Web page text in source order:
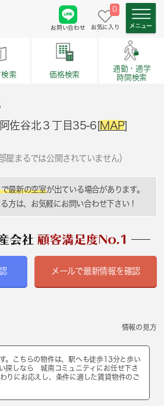
お問い合わせ
0
お気に入り
検索 価格検索
通勤・通学
時間検索
佐谷北３丁目35-6[MAP]
屋まるでは公開されていません）
最新の空室が出ている場合があります。
方は、お気軽にお問い合わせ下さい！
メールで最新情報を確認
情報の見方
。こちらの物件は、駅へも徒歩13分と歩い
探しなら 城南コミュニティにお任せ下さ
りにお応えし、条件に適した賃貸物件のご